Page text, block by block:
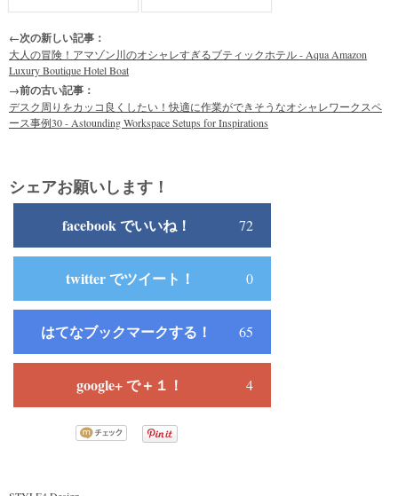
←次の新しい記事：
大人の冒険！アマゾン川のオシャレすぎるブティックホテル - Aqua Amazon
Luxury Boutique Hotel Boat
→前の古い記事：
デスク周りをカッコ良くしたい！快適に作業ができそうなオシャレワークスペ
ース事例30 - Astounding Workspace Setups for Inspirations
シェアお願いします！
facebook でいいね！ 72
twitter でツイート！ 0
はてなブックマークする！ 65
google+ で＋１！ 4